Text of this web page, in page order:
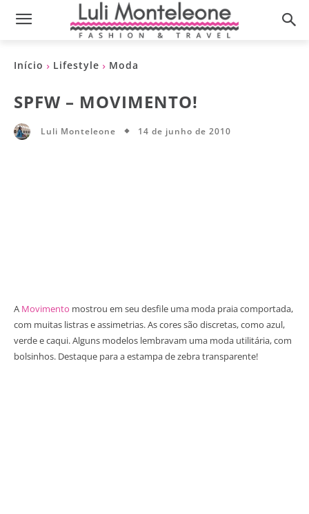
Início Lifestyle Moda
SPFW – MOVIMENTO!
Luli Monteleone 14 de junho de 2010
A Movimento mostrou em seu desfile uma moda praia comportada,
com muitas listras e assimetrias. As cores são discretas, como azul,
verde e caqui. Alguns modelos lembravam uma moda utilitária, com
bolsinhos. Destaque para a estampa de zebra transparente!